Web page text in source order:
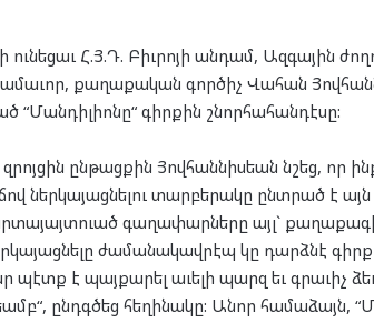
ու­նե­ցաւ Հ.Յ.Դ. Բիւ­րո­յի ան­դամ, Ազ­գա­յին
քա­ղա­քա­կան գոր­ծիչ Վա­հան
“Ման­դիլի­ո­նը“ գիր­քին շնոր­հա­հան­դէ­սը:
ըն­թաց­քին Յով­հան­նիս­եան նշեց, որ
ներ­կա­յաց­նե­լու տար­բե­րա­կը ընտ­րած է այն
գա­ղա­փար­նե­րը այլ`
ժա­մա­նա­կավ­րէպ կը դարձ­նէ
պէտք է պայ­քա­րել աւե­լի պարզ եւ գրա­ւիչ
ընդգ­ծեց հե­ղի­նա­կը: Անոր հա­մա­ձայն,